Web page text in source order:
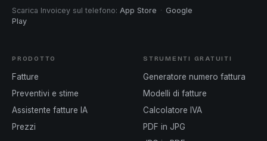
Scarica Invoicey sul telefono: App Store · Google
Play
PRODOTTO
Fatture
Preventivi e stime
Assistente fatture IA
Prezzi
STRUMENTI GRATUITI
Generatore numero fattura
Modelli di fatture
Calcolatore IVA
PDF in JPG